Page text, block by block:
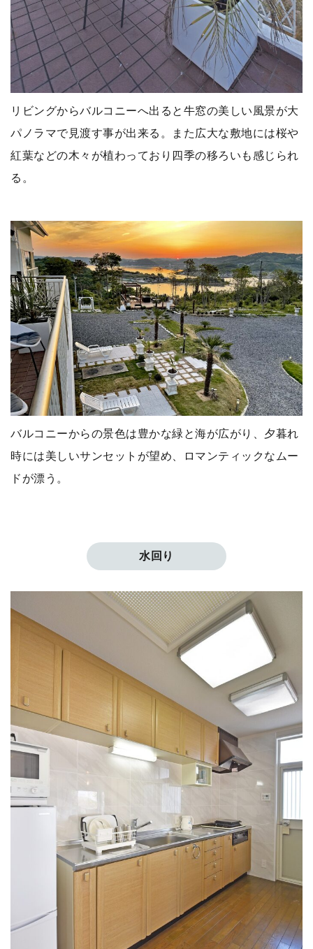
リビングからバルコニーへ出ると牛窓の美しい風景が大
パノラマで見渡す事が出来る。また広大な敷地には桜や
紅葉などの木々が植わっており四季の移ろいも感じられ
る。
バルコニーからの景色は豊かな緑と海が広がり、夕暮れ
時には美しいサンセットが望め、ロマンティックなムー
ドが漂う。
水回り